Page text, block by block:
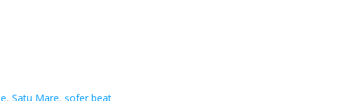
, Satu Mare, șofer beat